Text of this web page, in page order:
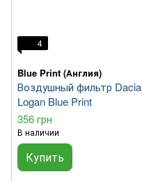
4
Blue Print (Англия)
Воздушный фильтр Dacia
Logan Blue Print
356 грн
В наличии
Купить